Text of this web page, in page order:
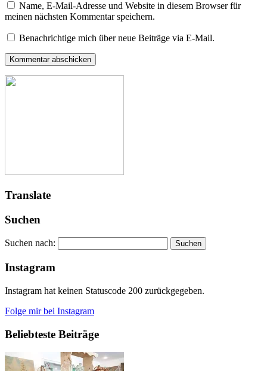
Name, E-Mail-Adresse und Website in diesem Browser für
meinen nächsten Kommentar speichern.
Benachrichtige mich über neue Beiträge via E-Mail.
Translate
Suchen
Suchen nach:
Instagram
Instagram hat keinen Statuscode 200 zurückgegeben.
Folge mir bei Instagram
Beliebteste Beiträge